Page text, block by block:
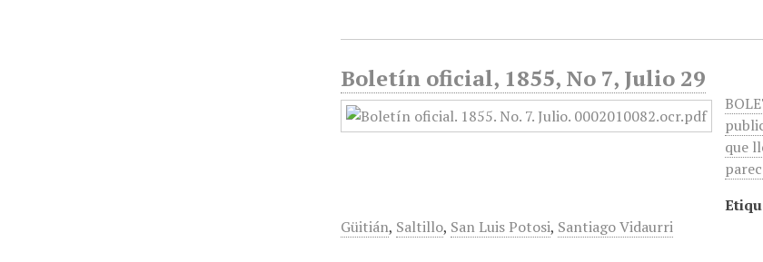
Boletín oficial, 1855, No 7, Julio 29
que
Güitián, Saltillo, San Luis Potosi, Santiago Vidaurri